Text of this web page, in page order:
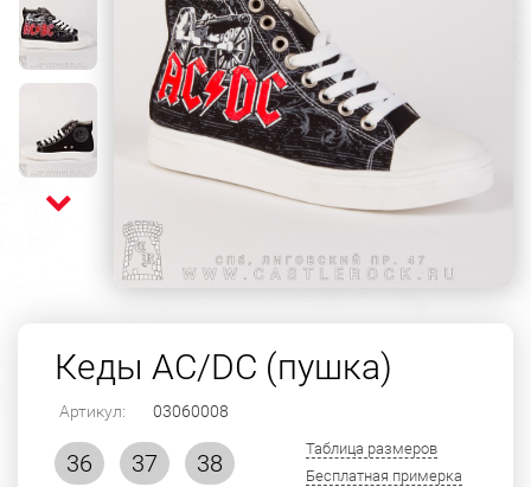
Кеды AC/DC (пушка)
Артикул: 03060008
36 37
38
Таблица размеров
Бесплатная примерка